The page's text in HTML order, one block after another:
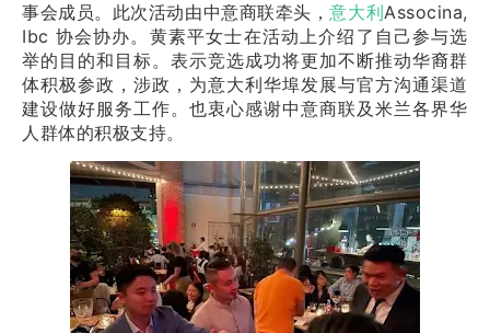
事会成员。此次活动由中意商联牵头，意大利Associna,
Ibc 协会协办。黄素平女士在活动上介绍了自己参与选
举的目的和目标。表示竞选成功将更加不断推动华裔群
体积极参政，涉政，为意大利华埠发展与官方沟通渠道
建设做好服务工作。也衷心感谢中意商联及米兰各界华
人群体的积极支持。